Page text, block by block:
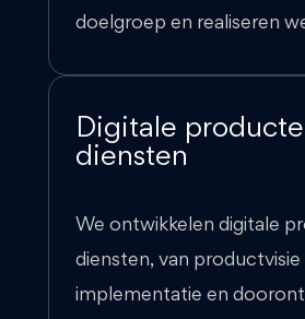
doelgroep en realiseren
Digitale
diensten
We ontwikkelen digitale
diensten, van
implementatie en